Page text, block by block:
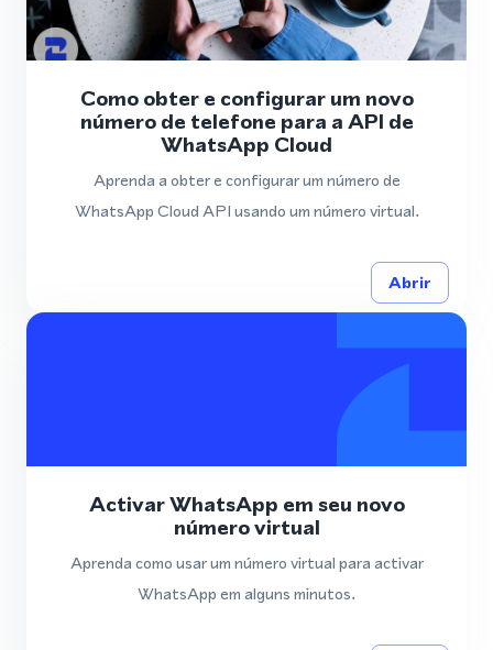
Como obter e configurar um novo
número de telefone para a API de
WhatsApp Cloud
Aprenda a obter e configurar um número de
WhatsApp Cloud API usando um número virtual.
Abrir
Activar WhatsApp em seu novo
número virtual
Aprenda como usar um número virtual para activar
WhatsApp em alguns minutos.